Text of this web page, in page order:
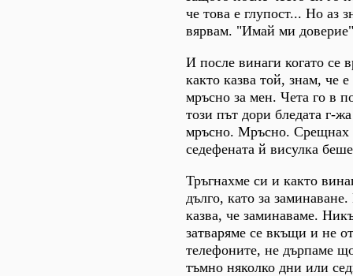
че това е глупост... Но аз
вярвам. "Имай ми
И после винаги когато се
както казва той, знам, че
мръсно за мен. Чета го в
този път дори бледата г-
мръсно. Мръсно. Срещнах
седефената й висулка
Тръгнахме си и както
дълго, като за
казва, че заминаваме.
затваряме се вкъщи и не
телефоните, не дърпаме
тъмно няколко дни или